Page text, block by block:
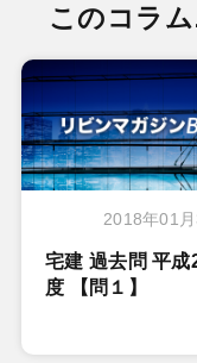
このコラ
2018年01月
宅建 過去問 平成
度 【問１】